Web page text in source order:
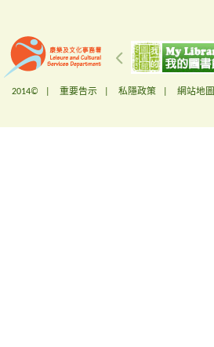
2014© | 重要告示 私隱政策 網站地圖